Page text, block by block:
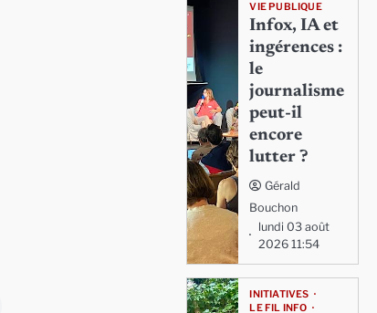
VIE PUBLIQUE
Infox, IA et
ingérences :
le
journalisme
peut-il
encore
lutter ?
Gérald
Bouchon
lundi 03 août
2026 11:54
INITIATIVES
LE FIL INFO